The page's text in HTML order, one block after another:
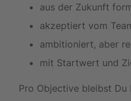
aus der Zukunft
akzeptiert vom
ambitioniert, aber
mit Startwert und
Pro Objective bleibst Du